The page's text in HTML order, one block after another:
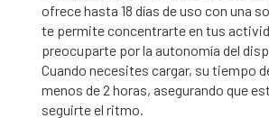
ofrece hasta 18 días de uso con una
te permite concentrarte en tus
preocuparte por la autonomía del
Cuando necesites cargar, su tiempo
menos de 2 horas, asegurando que
seguirte el ritmo.